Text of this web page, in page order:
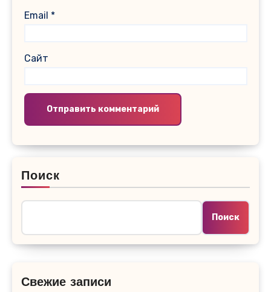
Email *
Сайт
Поиск
Поиск
Свежие записи